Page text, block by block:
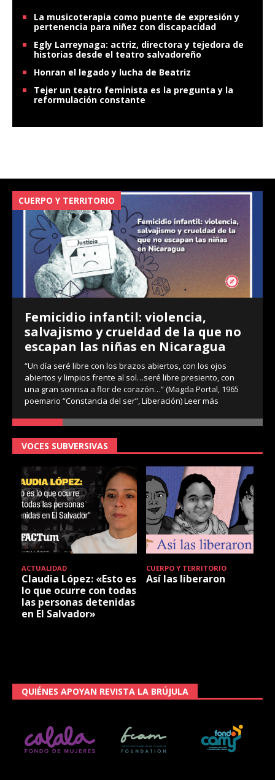
La musicoterapia como puente de expresión y
pertenencia para niñez con discapacidad
Egly Larreynaga: actriz, directora y tejedora de
historias desde el teatro salvadoreño
Honran el legado y lucha de Beatriz
Tejer un teatro feminista es la pregunta y la
reformulación constante
CUERPO Y TERRITORIO
Femicidio infantil: violencia,
salvajismo y crueldad de la que no
escapan las niñas en Nicaragua
“Un día seré libre con los brazos abiertos, con los ojos
abiertos y limpios frente al sol…seré libre presiento, con
una gran sonrisa a flor de corazón…” (Magda Portal, 1965
poemario “Constancia del ser”, Liberación)Leer más
VOCES SUBVERSIVAS
ACTUALIDAD
Claudia López: «Esto es
lo que ocurre con todas
las personas detenidas
en El Salvador»
CUERPO Y TERRITORIO
Así las liberaron
QUIÉNES APOYAN REVISTA LA BRÚJULA